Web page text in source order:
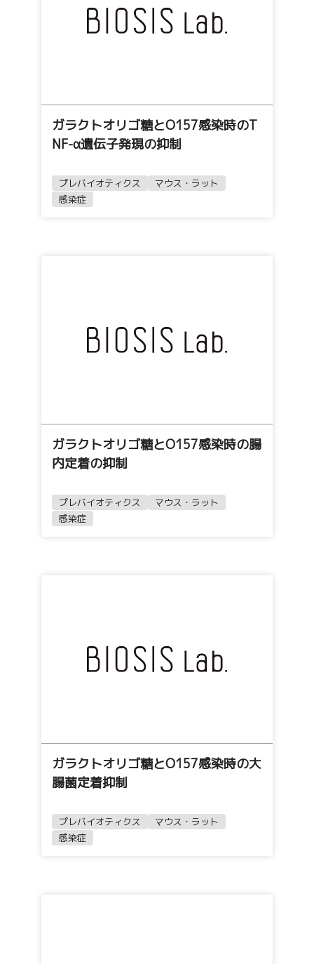
ガラクトオリゴ糖とO157感染時のT
NF-α遺伝子発現の抑制
プレバイオティクス
マウス・ラット
感染症
ガラクトオリゴ糖とO157感染時の腸
内定着の抑制
プレバイオティクス
マウス・ラット
感染症
ガラクトオリゴ糖とO157感染時の大
腸菌定着抑制
プレバイオティクス
マウス・ラット
感染症